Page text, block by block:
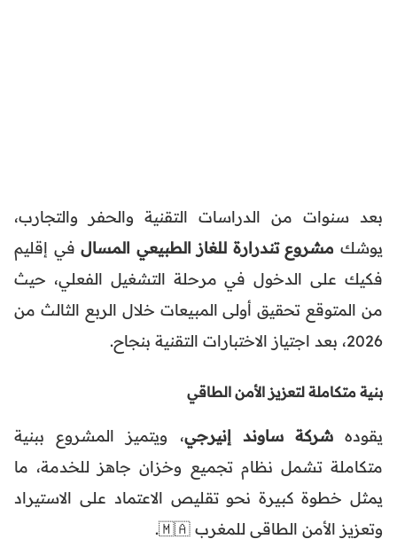
بعد سنوات من الدراسات التقنية والحفر والتجارب،
يوشك مشروع تندرارة للغاز الطبيعي المسالفي إقليم
فكيك على الدخول في مرحلة التشغيل الفعلي، حيث
من المتوقع تحقيق أولى المبيعات خلال الربع الثالث من
2026، بعد اجتياز الاختبارات التقنية بنجاح.
بنية متكاملة لتعزيز الأمن الطاقي
يقودهشركة ساوند إنيرجي، ويتميز المشروع ببنية
متكاملة تشمل نظام تجميع وخزان جاهز للخدمة، ما
يمثل خطوة كبيرة نحو تقليص الاعتماد على الاستيراد
وتعزيز الأمن الطاقي للمغرب 🇲🇦.